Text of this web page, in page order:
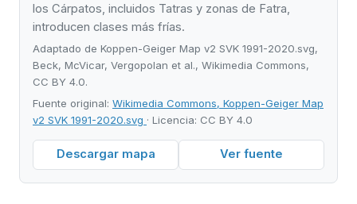
los Cárpatos, incluidos Tatras y zonas de Fatra,
introducen clases más frías.
Adaptado de Koppen-Geiger Map v2 SVK 1991-2020.svg,
Beck, McVicar, Vergopolan et al., Wikimedia Commons,
CC BY 4.0.
Fuente original: Wikimedia Commons, Koppen-Geiger Map
v2 SVK 1991-2020.svg · Licencia: CC BY 4.0
Descargar mapa Ver fuente